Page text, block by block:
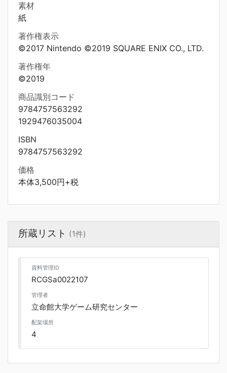
素材
紙
著作権表示
©2017 Nintendo ©2019 SQUARE ENIX CO., LTD.
著作権年
©2019
商品識別コード
9784757563292
1929476035004
ISBN
9784757563292
価格
本体3,500円+税
所蔵リスト (1件)
資料管理ID
RCGSa0022107
管理者
立命館大学ゲーム研究センター
配架場所
4